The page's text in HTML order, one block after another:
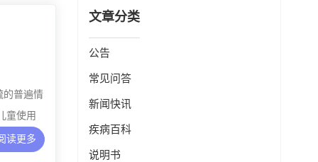
的普遍情
童使用
读更多
文章分类
公告
常见问答
新闻快讯
疾病百科
说明书